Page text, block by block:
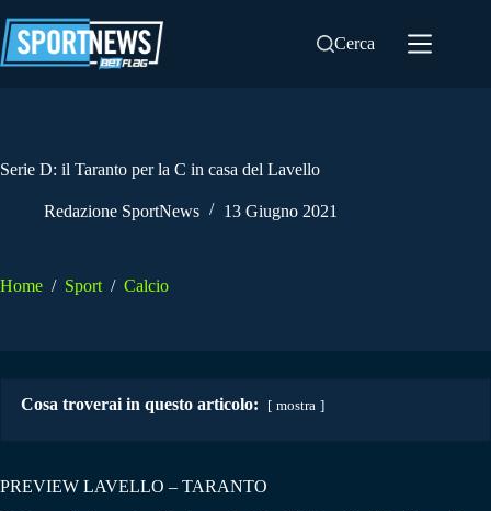
al
contenuto
Cerca
Serie D: il Taranto per la C in casa del Lavello
Redazione SportNews 13 Giugno 2021
Home / Sport / Calcio
Cosa troverai in questo articolo: mostra
PREVIEW LAVELLO – TARANTO